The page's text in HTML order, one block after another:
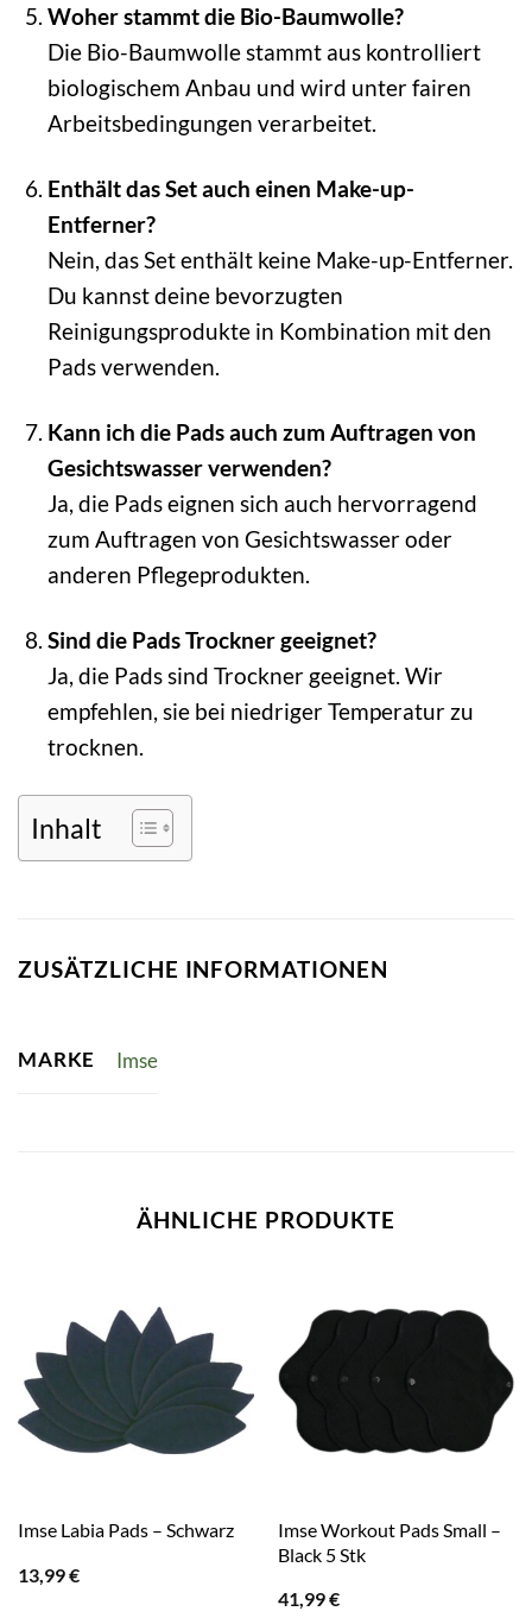
Woher stammt die Bio-Baumwolle?
Die Bio-Baumwolle stammt aus kontrolliert
biologischem Anbau und wird unter fairen
Arbeitsbedingungen verarbeitet.
Enthält das Set auch einen Make-up-
Entferner?
Nein, das Set enthält keine Make-up-Entferner.
Du kannst deine bevorzugten
Reinigungsprodukte in Kombination mit den
Pads verwenden.
Kann ich die Pads auch zum Auftragen von
Gesichtswasser verwenden?
Ja, die Pads eignen sich auch hervorragend
zum Auftragen von Gesichtswasser oder
anderen Pflegeprodukten.
Sind die Pads Trockner geeignet?
Ja, die Pads sind Trockner geeignet. Wir
empfehlen, sie bei niedriger Temperatur zu
trocknen.
Inhalt
ZUSÄTZLICHE INFORMATIONEN
MARKE Imse
ÄHNLICHE PRODUKTE
Imse Labia Pads – Schwarz
13,99€
Imse Workout Pads Small –
Black 5 Stk
41,99€